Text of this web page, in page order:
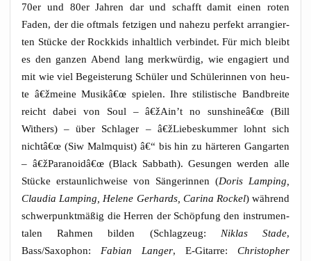
70er und 80er Jah­ren dar und schafft damit einen roten
Faden, der die oft­mals fet­zi­gen und nahe­zu per­fekt arran­gier­
ten Stü­cke der Rock­kids inhalt­lich ver­bin­det. Für mich bleibt
es den gan­zen Abend lang merk­wür­dig, wie enga­giert und
mit wie viel Begeis­te­rung Schü­ler und Schü­le­rin­nen von heu­
te â€žmeine Musikâ€œ spie­len. Ihre sti­lis­ti­sche Band­brei­te
reicht dabei von Soul – â€žAin’t no sunshineâ€œ (Bill
Withers) – über Schla­ger – â€žLiebeskummer lohnt sich
nichtâ€œ (Siw Malm­quist) â€“ bis hin zu här­te­ren Gang­ar­ten
– â€žParanoidâ€œ (Black Sab­bath). Gesun­gen wer­den alle
Stü­cke erstaun­lich­wei­se von Sän­ge­rin­nen (Doris Lam­ping,
Clau­dia Lam­ping, Hele­ne Ger­hards, Cari­na Rockel) wäh­rend
schwer­punkt­mä­ßig die Her­ren der Schöp­fung den instru­men­
ta­len Rah­men bil­den (Schlag­zeug: Niklas Sta­de,
Bass/Saxophon: Fabi­an Lan­ger, E‑Gitarre: Chris­to­pher